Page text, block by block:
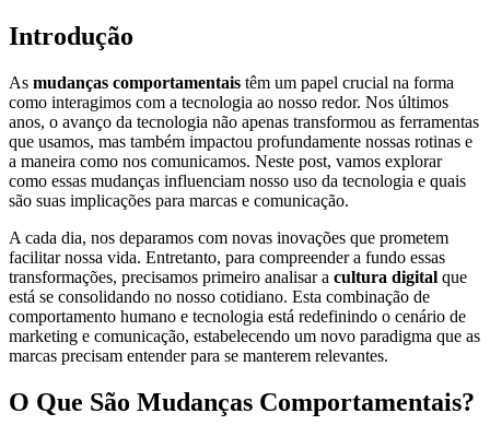
Introdução
As mudanças comportamentais têm um papel crucial na forma
como interagimos com a tecnologia ao nosso redor. Nos últimos
anos, o avanço da tecnologia não apenas transformou as ferramentas
que usamos, mas também impactou profundamente nossas rotinas e
a maneira como nos comunicamos. Neste post, vamos explorar
como essas mudanças influenciam nosso uso da tecnologia e quais
são suas implicações para marcas e comunicação.
A cada dia, nos deparamos com novas inovações que prometem
facilitar nossa vida. Entretanto, para compreender a fundo essas
transformações, precisamos primeiro analisar a cultura digital que
está se consolidando no nosso cotidiano. Esta combinação de
comportamento humano e tecnologia está redefinindo o cenário de
marketing e comunicação, estabelecendo um novo paradigma que as
marcas precisam entender para se manterem relevantes.
O Que São Mudanças Comportamentais?